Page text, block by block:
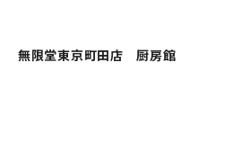
無限堂東京町田店 厨房館